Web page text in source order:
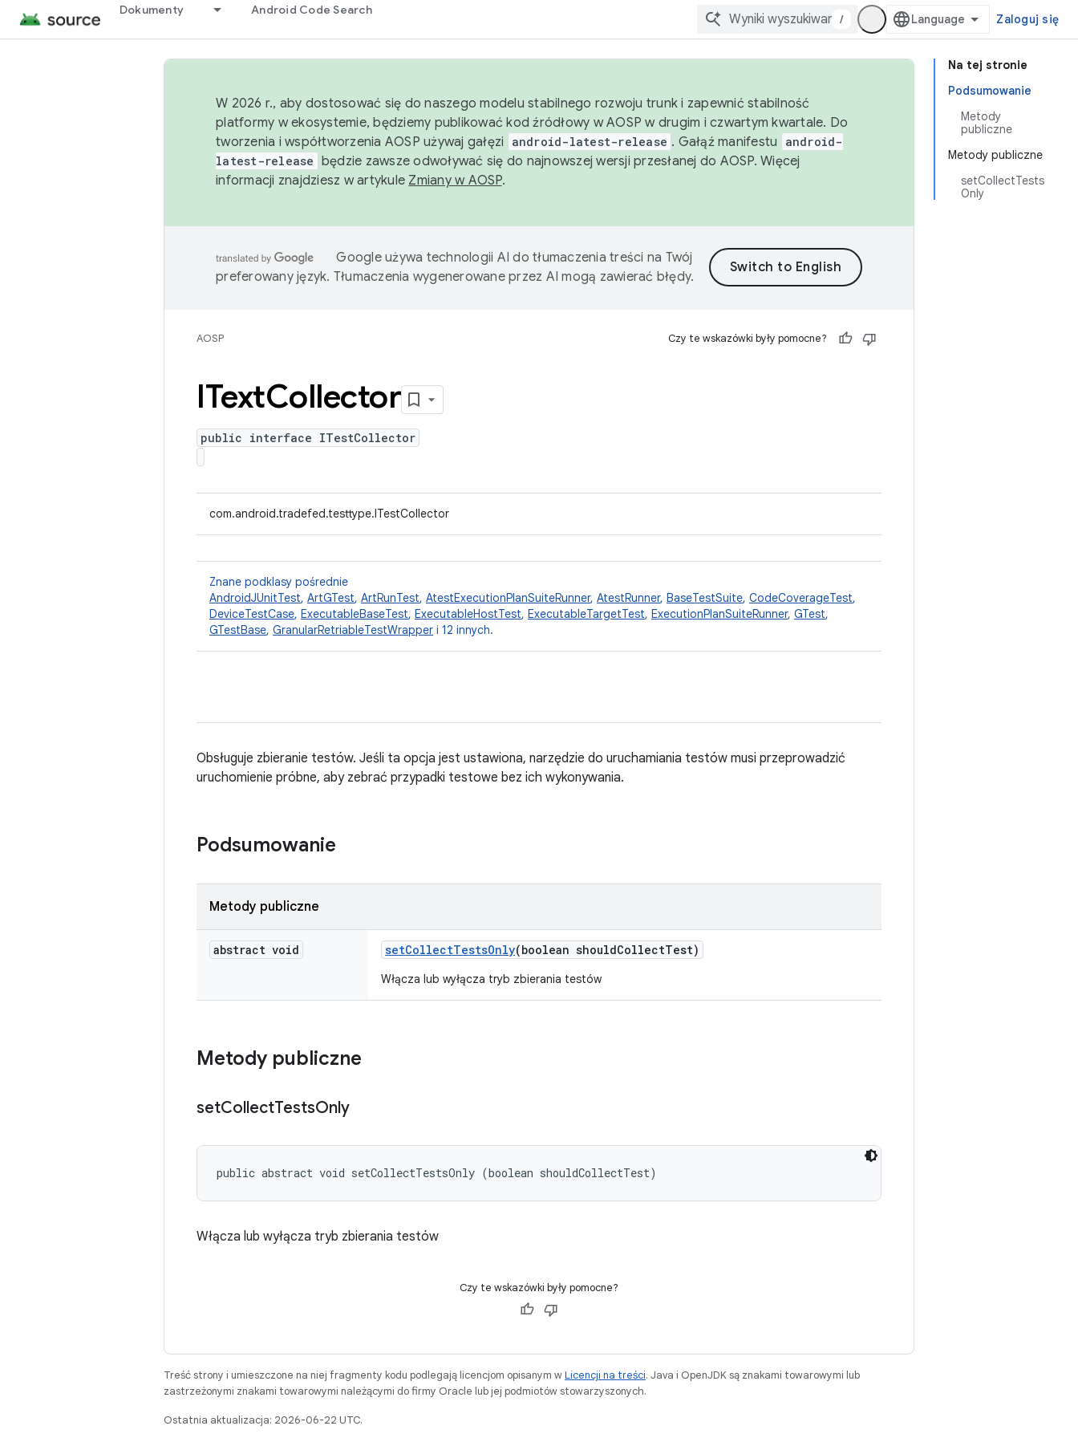
Dokumenty Android Code Search
/ Zaloguj się
Na tej stronie
Podsumowanie
Metody
publiczne
Metody publiczne
setCollectTests
Only
W 2026 r., aby dostosować się do naszego modelu stabilnego rozwoju trunk i zapewnić stabilność
platformy w ekosystemie, będziemy publikować kod źródłowy w AOSP w drugim i czwartym kwartale. Do
tworzenia i współtworzenia AOSP używaj gałęzi
android-latest-release . Gałąź manifestu
android-
latest-release będzie zawsze odwoływać się do najnowszej wersji przesłanej do AOSP. Więcej
informacji znajdziesz w artykule Zmiany w AOSP.
Google używa technologii AI do tłumaczenia treści na Twój
preferowany język. Tłumaczenia wygenerowane przez AI mogą zawierać błędy.
AOSP Czy te wskazówki były pomocne?
ITextCollector
public interface ITestCollector
com.android.tradefed.testtype.ITestCollector
Znane podklasy pośrednie
AndroidJUnitTest, ArtGTest, ArtRunTest, AtestExecutionPlanSuiteRunner, AtestRunner, BaseTestSuite, CodeCoverageTest,
DeviceTestCase, ExecutableBaseTest, ExecutableHostTest, ExecutableTargetTest, ExecutionPlanSuiteRunner, GTest,
GTestBase, GranularRetriableTestWrapper i 12 innych.
Obsługuje zbieranie testów. Jeśli ta opcja jest ustawiona, narzędzie do uruchamiania testów musi przeprowadzić
uruchomienie próbne, aby zebrać przypadki testowe bez ich wykonywania.
Podsumowanie
Metody publiczne
abstract void setCollectTestsOnly(boolean shouldCollectTest)
Włącza lub wyłącza tryb zbierania testów
Metody publiczne
setCollectTestsOnly
public abstract void setCollectTestsOnly (boolean shouldCollectTest)
Włącza lub wyłącza tryb zbierania testów
Czy te wskazówki były pomocne?
Treść strony i umieszczone na niej fragmenty kodu podlegają licencjom opisanym wLicencji na treści. Java i OpenJDK są znakami towarowymi lub
zastrzeżonymi znakami towarowymi należącymi do firmy Oracle lub jej podmiotów stowarzyszonych.
Ostatnia aktualizacja: 2026-06-22 UTC.